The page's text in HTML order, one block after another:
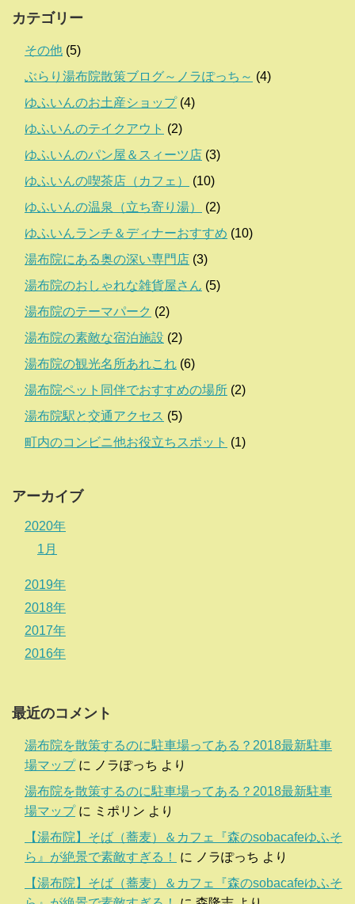
カテゴリー
その他 (5)
ぶらり湯布院散策ブログ～ノラぽっち～ (4)
ゆふいんのお土産ショップ(4)
ゆふいんのテイクアウト (2)
ゆふいんのパン屋＆スィーツ店 (3)
ゆふいんの喫茶店（カフェ）
(10)
ゆふいんの温泉（立ち寄り湯）
(2)
ゆふいんランチ＆ディナーおすすめ (10)
湯布院にある奥の深い専門店 (3)
湯布院のおしゃれな雑貨屋さん (5)
湯布院のテーマパーク (2)
湯布院の素敵な宿泊施設 (2)
湯布院の観光名所あれこれ (6)
湯布院ペット同伴でおすすめの場所 (2)
湯布院駅と交通アクセス (5)
町内のコンビニ他お役立ちスポット (1)
アーカイブ
2020年
1月
2019年
2018年
2017年
2016年
最近のコメント
湯布院を散策するのに駐車場ってある？2018最新駐車
場マップに ノラぽっち より
湯布院を散策するのに駐車場ってある？2018最新駐車
場マップに ミポリン より
【湯布院】そば（蕎麦）＆カフェ『森のsobacafeゆふそ
ら』が絶景で素敵すぎる！
に ノラぽっち より
【湯布院】そば（蕎麦）＆カフェ『森のsobacafeゆふそ